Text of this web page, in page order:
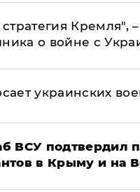
Кремля",
о войне с
украинских
ВСУ подтвердил
в Крыму и на